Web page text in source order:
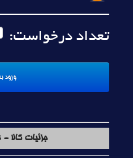
تعداد درخواست:
جزئیات کالا - Product details